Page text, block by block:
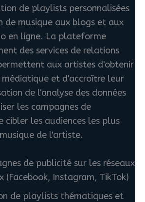
de playlists personnalisées
de musique aux blogs et aux
en ligne. La plateforme
des services de relations
aux artistes d'obtenir
et d'accroître leur
de l'analyse des données
les campagnes de
cibler les audiences les plus
de l'artiste.
de publicité sur les réseaux
(Facebook, Instagram, TikTok)
de playlists thématiques et